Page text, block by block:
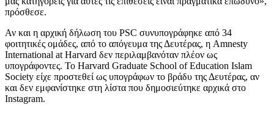
πρόσθεσε.
Αν και η αρχική δήλωση του PSC συνυπογράφηκε από 34
φοιτητικές ομάδες, από το απόγευμα της Δευτέρας, η Amnesty
International at Harvard δεν περιλαμβανόταν πλέον ως
υπογράφοντες. Το Harvard Graduate School of Education Islam
Society είχε προστεθεί ως υπογράφων το βράδυ της Δευτέρας, αν
και δεν εμφανίστηκε στη λίστα που δημοσιεύτηκε αρχικά στο
Instagram.